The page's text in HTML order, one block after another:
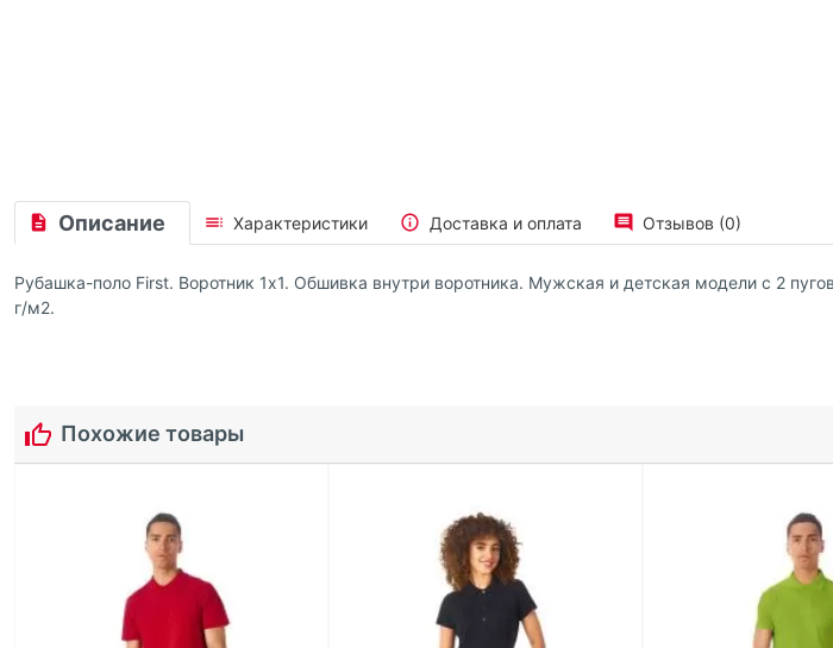
Описание Характеристики Доставка и оплата Отзывов (0)
Рубашка-поло First. Воротник 1х1. Обшивка внутри воротника. Мужская и детская модели с 2
г/м2.
Похожие товары